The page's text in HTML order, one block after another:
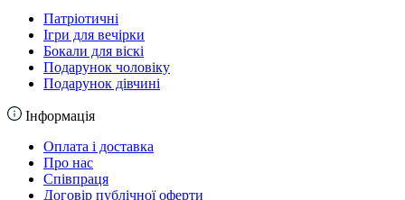
Патріотичні
Ігри для вечірки
Бокали для віскі
Подарунок чоловіку
Подарунок дівчині
Інформація
Оплата і доставка
Про нас
Співпраця
Договір публічної оферти